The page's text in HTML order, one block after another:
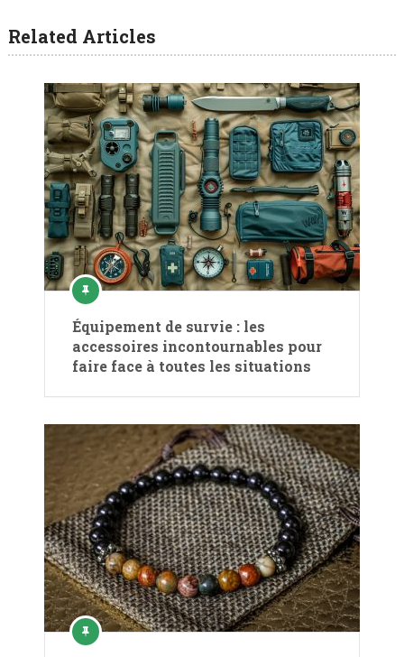
Related Articles
Équipement de survie : les
accessoires incontournables pour
faire face à toutes les situations